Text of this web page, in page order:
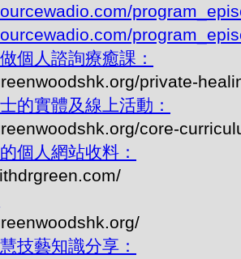
個人諮詢療癒課：
private-
的實體及線上活動：
core-
個人網站收料：
技藝知識分享：